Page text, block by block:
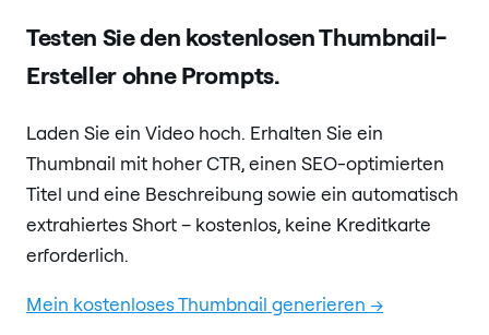
Testen Sie den kostenlosen Thumbnail-
Ersteller ohne Prompts.
Laden Sie ein Video hoch. Erhalten Sie ein
Thumbnail mit hoher CTR, einen SEO-optimierten
Titel und eine Beschreibung sowie ein automatisch
extrahiertes Short – kostenlos, keine Kreditkarte
erforderlich.
Mein kostenloses Thumbnail generieren →